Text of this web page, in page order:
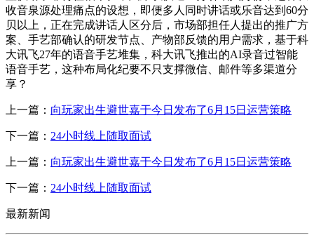
收音泉源处理痛点的设想，即便多人同时讲话或乐音达到60分
贝以上，正在完成讲话人区分后，市场部担任人提出的推广方
案、手艺部确认的研发节点、产物部反馈的用户需求，基于科
大讯飞27年的语音手艺堆集，科大讯飞推出的AI录音过智能
语音手艺，这种布局化纪要不只支撑微信、邮件等多渠道分
享？
上一篇： 向玩家出生避世嘉于今日发布了6月15日运营策略
下一篇： 24小时线上随取面试
上一篇： 向玩家出生避世嘉于今日发布了6月15日运营策略
下一篇： 24小时线上随取面试
最新新闻